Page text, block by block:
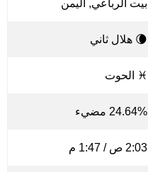
بيت الرباعي, اليمن
🌘 هلال ثاني
♓ الحوت
24.64% مضيء
2:03 ص / 1:47 م